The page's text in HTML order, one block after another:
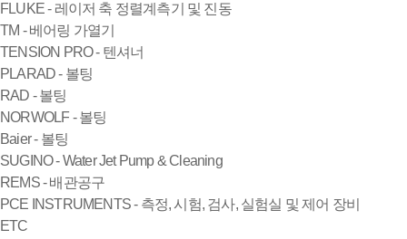
FLUKE - 레이저 축 정렬계측기 및 진동
TM - 베어링 가열기
TENSION PRO - 텐셔너
PLARAD - 볼팅
RAD - 볼팅
NORWOLF - 볼팅
Baier - 볼팅
SUGINO - Water Jet Pump & Cleaning
REMS - 배관공구
PCE INSTRUMENTS - 측정, 시험, 검사, 실험실 및 제어 장비
ETC